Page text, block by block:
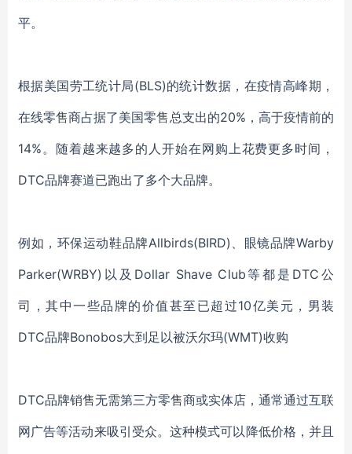
平。
根据美国劳工统计局(BLS)的统计数据，在疫情高峰期，
在线零售商占据了美国零售总支出的20%，高于疫情前的
14%。随着越来越多的人开始在网购上花费更多时间，
DTC品牌赛道已跑出了多个大品牌。
例如，环保运动鞋品牌Allbirds(BIRD)、眼镜品牌Warby
Parker(WRBY)以及Dollar Shave Club等都是DTC公
司，其中一些品牌的价值甚至已超过10亿美元，男装
DTC品牌Bonobos大到足以被沃尔玛(WMT)收购
DTC品牌销售无需第三方零售商或实体店，通常通过互联
网广告等活动来吸引受众。这种模式可以降低价格，并且